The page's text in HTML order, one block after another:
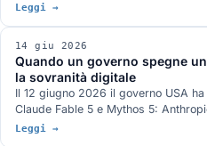
con AI per ricostruzione e
da grandi gruppi e da piccole
Leggi →
14 giu 2026
Quando un governo spegne
la sovranità digitale
Il 12 giugno 2026 il governo USA
Claude Fable 5 e Mythos 5:
tutto il mondo. Cosa insegna alle
Leggi →